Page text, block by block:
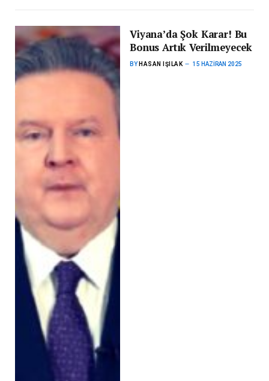
Viyana’da Şok Karar! Bu
Bonus Artık Verilmeyecek
BY HASAN IŞILAK 15 HAZIRAN 2025